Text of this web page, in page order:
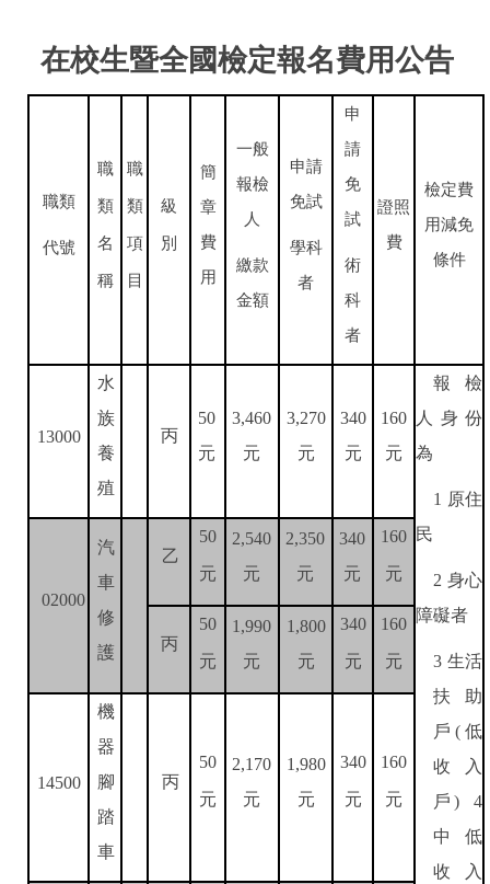
在校生暨全國檢定報名費用公告
職類
代號
職
類
名
稱
職
類
項
目
級
別
簡
章
費
用
一般
報檢
人
繳款
金額
申請
免試
學科
者
申
請
免
試
術
科
者
證照
費
檢定費
用減免
條件
13000
水
族
養
殖
丙
50
元
3,460
元
3,270
元
340
元
160
元
報檢
人身份
為
1 原住
民
2 身心
障礙者
3 生活
扶助
戶 ( 低
收入
戶 ) 4
中低
收入
02000
汽
車
修
護
乙
50
元
2,540
元
2,350
元
340
元
160
元
丙
50
元
1,990
元
1,800
元
340
元
160
元
14500
機
器
腳
踏
車
丙
50
元
2,170
元
1,980
元
340
元
160
元